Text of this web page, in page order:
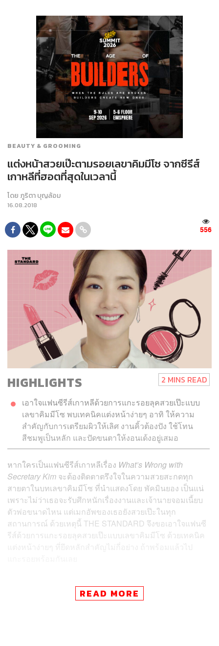
BEAUTY & GROOMING
แต่งหน้าสวยเป๊ะตามรอยเลขาคิมมีโซ จากซีรีส์
เกาหลีที่ฮอตที่สุดในเวลานี้
โดย ภูริตา บุญล้อม
16.08.2018
556
HIGHLIGHTS 2 MINS READ
เอาใจแฟนซีรีส์เกาหลีด้วยการแกะรอยลุคสวยเป๊ะแบบ
เลขาคิมมีโซ พบเทคนิคแต่งหน้าง่ายๆ อาทิ ให้ความ
สำคัญกับการเตรียมผิวให้เลิศ งานคิ้วต้องปัง ใช้โทน
สีชมพูเป็นหลัก และปัดขนตาให้งอนเด้งอยู่เสมอ
หากใครเป็นแฟนซีรีส์เกาหลีเรื่อง What’s Wrong with
Secretary Kim จะต้องติดตาตรึงใจในความสวยสะกดทุก
สายตาในบทเลขาคิมมีโซ ที่นำแสดงโดย พัคมินยอง เป็นแน่
เพราะไม่ว่าเธอจะรับศึกหนักเรื่องงานและเจ้านายจอมเนี้ยบ
ตัวพ่อขนาดไหน แต่เมกอัพของเธอยังสวยเป๊ะในทุก
สถานการณ์ ด้วยเหตุนี้ THE STANDARD จึงขอเอาใจแฟนซี
รีส์ด้วยการแกะรอยลุคสวยเป๊ะแบบเลขาคิมมีโซ ด้วยเทคนิค
READ MORE